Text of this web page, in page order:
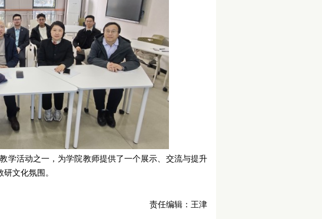
学活动之一，为学院教师提供了一个展示、交流与提升
文化氛围。
责任编辑：王津